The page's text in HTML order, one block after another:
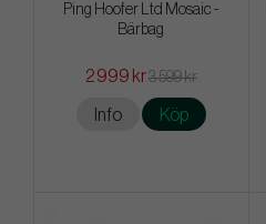
Ping Hoofer Ltd Mosaic -
Bärbag
2 999 kr3 599 kr
Info Köp